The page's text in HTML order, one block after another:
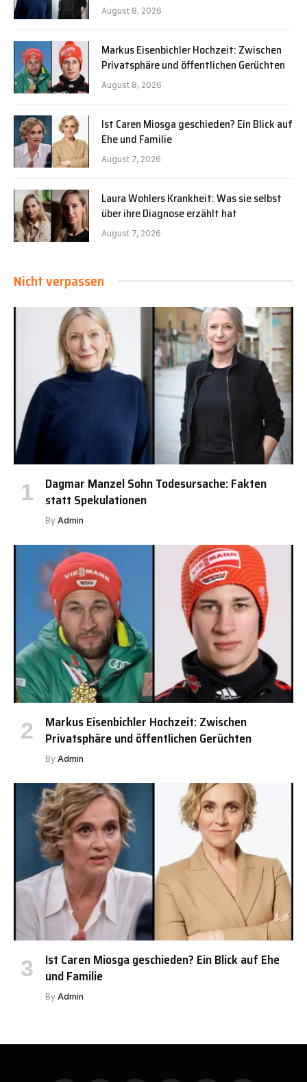
August 8, 2026
Markus Eisenbichler Hochzeit: Zwischen
Privatsphäre und öffentlichen Gerüchten
August 8, 2026
Ist Caren Miosga geschieden? Ein Blick auf
Ehe und Familie
August 7, 2026
Laura Wohlers Krankheit: Was sie selbst
über ihre Diagnose erzählt hat
August 7, 2026
Nicht verpassen
Dagmar Manzel Sohn Todesursache: Fakten
statt Spekulationen
By Admin
Markus Eisenbichler Hochzeit: Zwischen
Privatsphäre und öffentlichen Gerüchten
By Admin
Ist Caren Miosga geschieden? Ein Blick auf Ehe
und Familie
By Admin